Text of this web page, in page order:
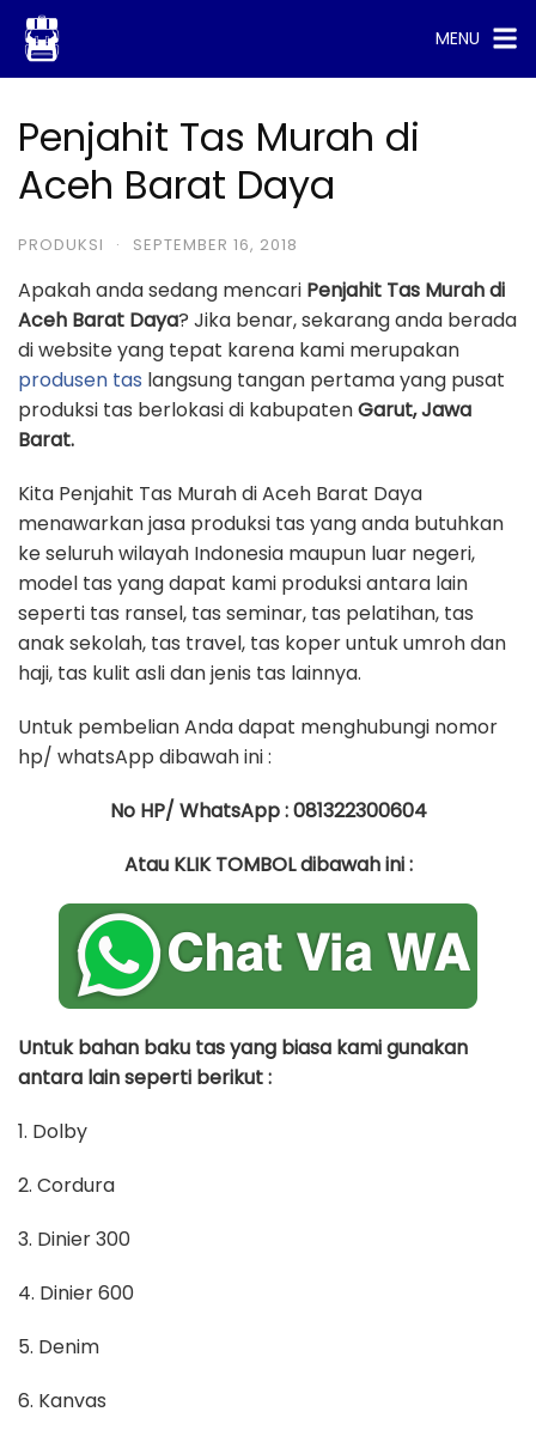
Skip
content
MENU
Penjahit Tas Murah di
Aceh Barat Daya
PRODUKSI · SEPTEMBER 16, 2018
Apakah anda sedang mencari Penjahit Tas Murah di
Aceh Barat Daya? Jika benar, sekarang anda berada
di website yang tepat karena kami merupakan
produsen tas langsung tangan pertama yang pusat
produksi tas berlokasi di kabupatenGarut, Jawa
Barat.
Kita Penjahit Tas Murah di Aceh Barat Daya
menawarkan jasa produksi tas yang anda butuhkan
ke seluruh wilayah Indonesia maupun luar negeri,
model tas yang dapat kami produksi antara lain
seperti tas ransel, tas seminar, tas pelatihan, tas
anak sekolah, tas travel, tas koper untuk umroh dan
haji, tas kulit asli dan jenis tas lainnya.
Untuk pembelian Anda dapat menghubungi nomor
hp/ whatsApp dibawah ini :
No HP/ WhatsApp : 081322300604
Atau KLIK TOMBOL dibawah ini :
Untuk bahan baku tas yang biasa kami gunakan
antara lain seperti berikut :
1. Dolby
2. Cordura
3. Dinier 300
4. Dinier 600
5. Denim
6. Kanvas